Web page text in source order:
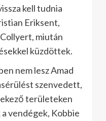
kell tudnia
Eriksent,
miután
küzdöttek.
nem lesz Amad
szenvedett,
területeken
vendégek, Kobbie